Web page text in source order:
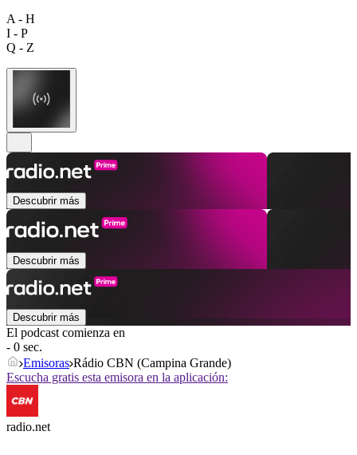
A - H
I - P
Q - Z
Descubrir más
Descubrir más
Descubrir más
El podcast comienza en
- 0 sec.
Emisoras Rádio CBN (Campina Grande)
Escucha gratis esta emisora en la aplicación:
radio.net